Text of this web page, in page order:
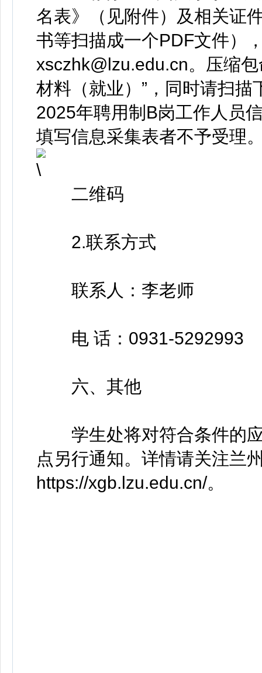
名表》（见附件）及相关证
书等扫描成一个PDF文件）
xsczhk@lzu.edu.cn。压缩
材料（就业）”，同时请扫
2025年聘用制B岗工作人员
填写信息采集表者不予受理
二维码
2.联系方式
联系人：李老师
电 话：0931-5292993
六、其他
学生处将对符合条件的应
点另行通知。详情请关注兰
https://xgb.lzu.edu.cn/。